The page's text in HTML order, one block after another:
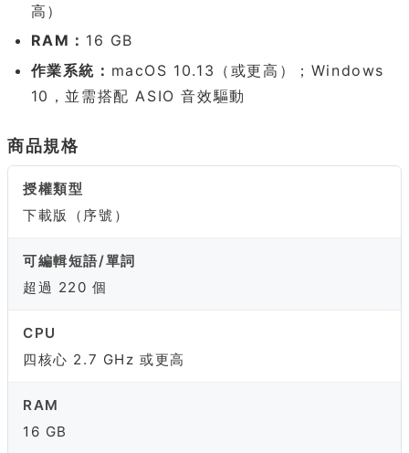
高）
RAM： 16 GB
作業系統： macOS 10.13（或更高）；Windows
10，並需搭配 ASIO 音效驅動
商品規格
授權類型
下載版（序號）
可編輯短語/單詞
超過 220 個
CPU
四核心 2.7 GHz 或更高
RAM
16 GB